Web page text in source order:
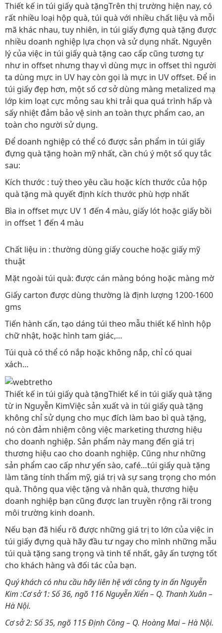
Thiết kế in túi giấy quà tặngTrên thị trường hiện nay, có
rất nhiều loại hộp quà, túi quà với nhiều chất liệu và mỗi
mã khác nhau, tuy nhiên, in túi giấy đựng quà tặng được
nhiều doanh nghiệp lựa chọn và sử dụng nhất. Nguyên
lý của việc in túi giấy quà tặng cao cấp cũng tương tự
như in offset nhưng thay vì dùng mực in offset thì người
ta dùng mực in UV hay còn gọi là mực in UV offset. Để in
túi giấy đẹp hơn, một số cơ sở dùng màng metalized mạ
lớp kim loạt cực mỏng sau khi trải qua quá trình hấp và
sấy nhiệt đảm bảo vệ sinh an toàn thực phẩm cao, an
toàn cho người sử dụng.
Để doanh nghiệp có thể có được sản phẩm in túi giấy
đựng quà tặng hoàn mỹ nhất, cần chú ý một số quy tắc
sau:
Kích thước : tuỳ theo yêu cầu hoặc kích thước của hộp
quà tặng mà quyết định kích thước phù hợp nhất
Bìa in offset mực UV 1 đến 4 màu, giấy lót hoặc giấy bồi
in offset 1 đến 4 màu
Chất liệu in : thường dùng giấy couche hoặc giấy mỹ
thuật
Mặt ngoài túi quà: được cán màng bóng hoặc màng mờ
Giấy carton được dùng thường là định lượng 1200-1600
gms
Tiến hành cấn, tạo dáng túi theo mẫu thiết kế hình hộp
chữ nhật, hoặc hình tam giác,…
Túi quà có thể có nắp hoặc không nắp, chỉ có quai
xách…
Thiết kế in túi giấy quà tặngThiết kế in túi giấy quà tặng
từ in Nguyễn KimViệc sản xuất và in túi giấy quà tặng
không chỉ sử dụng cho mục đích làm bao bì quà tặng,
nó còn đảm nhiệm công việc marketing thương hiệu
cho doanh nghiệp. Sản phẩm này mang đến giá trị
thương hiệu cao cho doanh nghiệp. Cũng như những
sản phẩm cao cấp như yến sào, café…túi giấy quà tặng
làm tăng tính thẩm mỹ, giá trị và sự sang trọng cho món
quà. Thông qua việc tặng và nhân quà, thương hiệu
doanh nghiệp bạn cũng được lan truyền rộng rãi trong
môi trường kinh doanh.
Nếu bạn đã hiểu rõ được những giá trị to lớn của việc in
túi giấy đựng quà hãy đầu tư ngay cho mình những mẫu
túi quà tặng sang trọng và tinh tế nhất, gây ấn tượng tốt
cho khách hàng và đối tác của bạn.
Quý khách có nhu cầu hãy liên hệ với công ty in ấn Nguyễn
Kim :Cơ sở 1: Số 36, ngõ 116 Nguyễn Xiển – Q. Thanh Xuân –
Hà Nội.
Cơ sở 2: Số 35, ngõ 115 Định Công – Q. Hoàng Mai – Hà Nội.